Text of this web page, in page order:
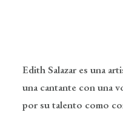
Edith Salazar es una
una cantante con una
por su talento como